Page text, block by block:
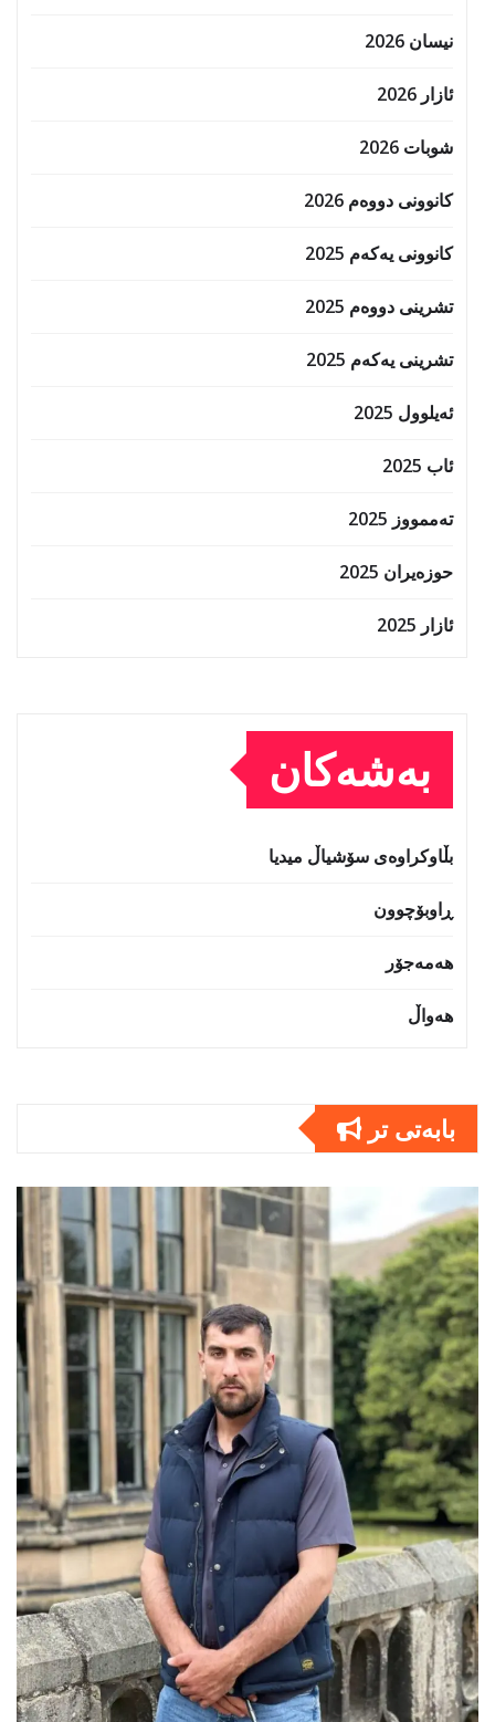
نیسان 2026
ئازار 2026
شوبات 2026
کانوونی دووەم 2026
کانوونی یەکەم 2025
تشرینی دووەم 2025
تشرینی یەکەم 2025
ئەیلوول 2025
ئاب 2025
تەممووز 2025
حوزه‌یران 2025
ئازار 2025
بەشەکان
بڵاوکراوەی سۆشیاڵ میدیا
ڕاوبۆچوون
هەمەجۆر
هەواڵ
بابەتى تر